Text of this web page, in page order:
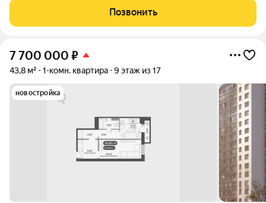
Позвонить
7 700 000 ₽
43,8 м² 1-комн. квартира 9 этаж из 17
новостройка